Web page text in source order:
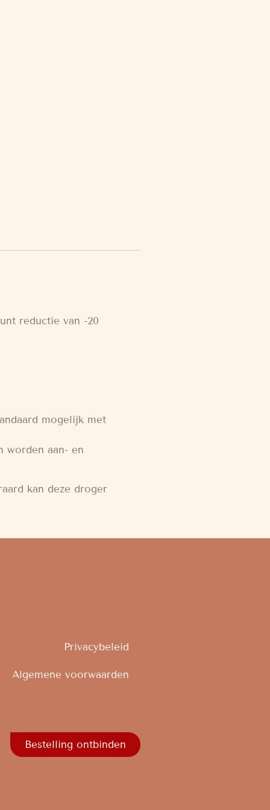
reductie van -20
mogelijk met
worden aan- en
kan deze droger
Privacybeleid
Algemene voorwaarden
Bestelling ontbinden